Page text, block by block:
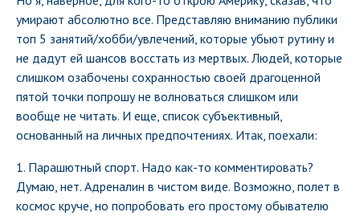
умирают абсолютно все. Представляю вниманию публики
топ 5 занятий/хобби/увлечений, которые убьют рутину и
не дадут ей шансов восстать из мертвых. Людей, которые
слишком озабочены сохранностью своей драгоценной
пятой точки попрошу не волноваться слишком или
вообще не читать. И еще, список субъективный,
основанный на личных предпочтениях. Итак, поехали:
1. Парашютный спорт. Надо как-то комментировать?
Думаю, нет. Адреналин в чистом виде. Возможно, полет в
космос круче, но попробовать его простому обывателю